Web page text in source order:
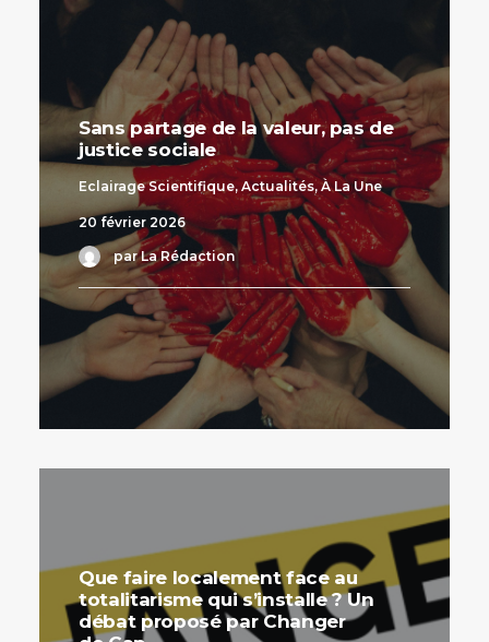
Sans partage de la valeur, pas de
justice sociale
Eclairage Scientifique, Actualités, À La Une
20 février 2026
par La Rédaction
Que faire localement face au
totalitarisme qui s’installe ? Un
débat proposé par Changer